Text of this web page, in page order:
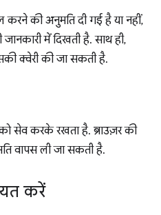
की अनुमति दी गई है या नहीं,
में दिखती है. साथ ही,
क्वेरी की जा सकती है.
सेव करके रखता है. ब्राउज़र की
वापस ली जा सकती है.
करें